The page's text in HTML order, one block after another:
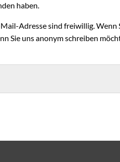
haben.
Adresse sind freiwillig.
Sie uns anonym schreiben